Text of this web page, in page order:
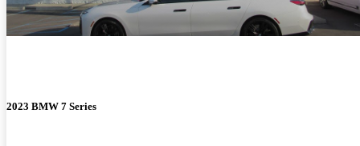
2023 BMW 7 Series